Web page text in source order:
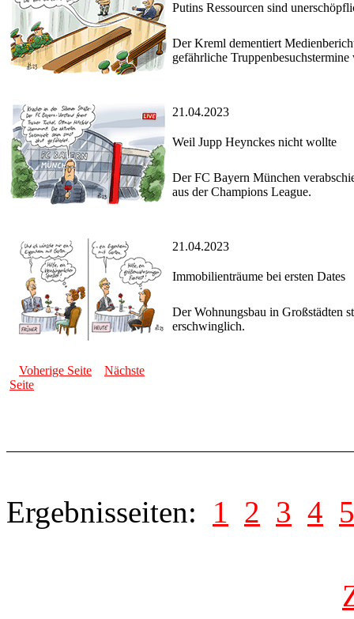
Putins Ressourcen sind
Der Kreml dementiert
gefährliche Truppenbesuchstermine
21.04.2023
Weil Jupp Heynckes nicht wollte
Der FC Bayern München
aus der Champions League.
21.04.2023
Immobilienträume bei ersten Dates
Der Wohnungsbau in Großstädten
erschwinglich.
Voherige Seite
Nächste
Seite
Ergebnisseiten: 1 2 3 4 5